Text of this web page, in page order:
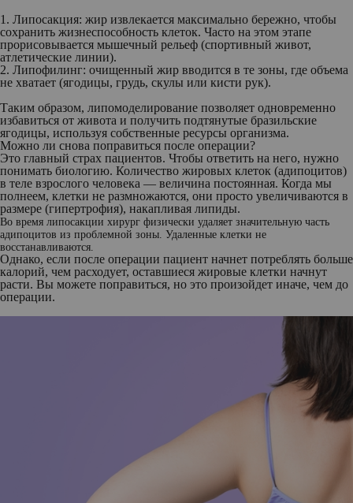
1. Липосакция: жир извлекается максимально бережно, чтобы
сохранить жизнеспособность клеток. Часто на этом этапе
прорисовывается мышечный рельеф (спортивный живот,
атлетические линии).
2. Липофилинг: очищенный жир вводится в те зоны, где объема
не хватает (ягодицы, грудь, скулы или кисти рук).
Таким образом, липомоделирование позволяет одновременно
избавиться от живота и получить подтянутые бразильские
ягодицы, используя собственные ресурсы организма.
Можно ли снова поправиться после операции?
Это главный страх пациентов. Чтобы ответить на него, нужно
понимать биологию. Количество жировых клеток (адипоцитов)
в теле взрослого человека — величина постоянная. Когда мы
полнеем, клетки не размножаются, они просто увеличиваются в
размере (гипертрофия), накапливая липиды.
Во время липосакции хирург физически удаляет значительную часть
адипоцитов из проблемной зоны. Удаленные клетки не
восстанавливаются.
Однако, если после операции пациент начнет потреблять больше
калорий, чем расходует, оставшиеся жировые клетки начнут
расти. Вы можете поправиться, но это произойдет иначе, чем до
операции.